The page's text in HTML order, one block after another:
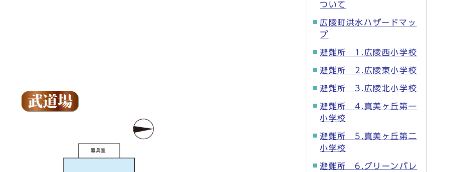
ついて
広陵町洪水ハザードマッ
プ
避難所 1.広陵西小学校
避難所 2.広陵東小学校
避難所 3.広陵北小学校
避難所 4.真美ヶ丘第一
小学校
避難所 5.真美ヶ丘第二
小学校
避難所 6.グリーンパレ